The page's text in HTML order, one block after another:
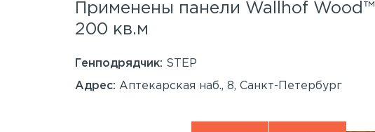
Применены панели Wallhof Wood™
200 кв.м
Генподрядчик: STEP
Адрес: Аптекарская наб., 8, Санкт-Петербург